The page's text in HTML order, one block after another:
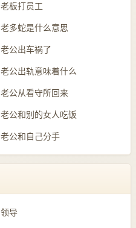
老板打员工
老多蛇是什么意思
老公出车祸了
老公出轨意味着什么
老公从看守所回来
老公和别的女人吃饭
老公和自己分手
领导